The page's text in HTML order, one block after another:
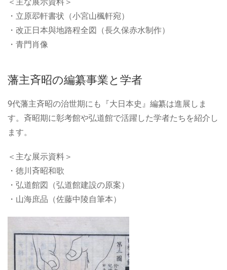
・立原翆軒書状（小宮山楓軒宛）
・改正日本與地路程全図（長久保赤水制作）
・青門肖像
藩主斉昭の編纂事業と学者
9代藩主斉昭の治世期にも『大日本史』編纂は進展しま
す。斉昭期に彰考館や弘道館で活躍した学者たちを紹介し
ます。
＜主な展示資料＞
・徳川斉昭和歌
・弘道館図（弘道館建設の原案）
・山海庶品（佐藤中陵自筆本）